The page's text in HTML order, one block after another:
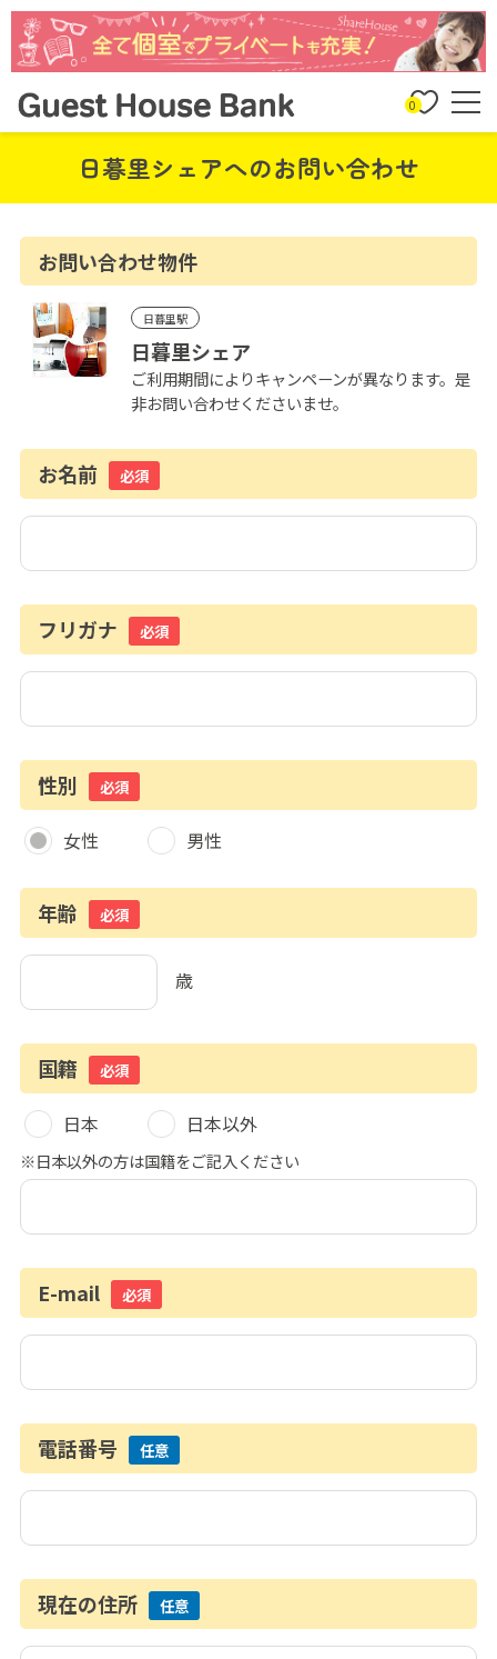
0
日暮里シェアへのお問い合わせ
お問い合わせ物件
日暮里駅
日暮里シェア
ご利用期間によりキャンペーンが異なります。是
非お問い合わせくださいませ。
お名前 必須
フリガナ 必須
性別 必須
女性 男性
年齢 必須
歳
国籍 必須
日本 日本以外
※日本以外の方は国籍をご記入ください
E-mail 必須
電話番号 任意
現在の住所 任意